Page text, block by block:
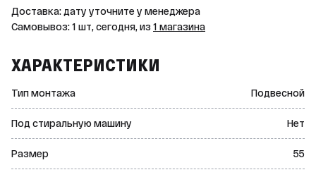
Доставка: дату уточните у менеджера
Самовывоз: 1 шт, сегодня, из 1 магазина
ХАРАКТЕРИСТИКИ
Тип монтажа Подвесной
Под стиральную машину Нет
Размер 55